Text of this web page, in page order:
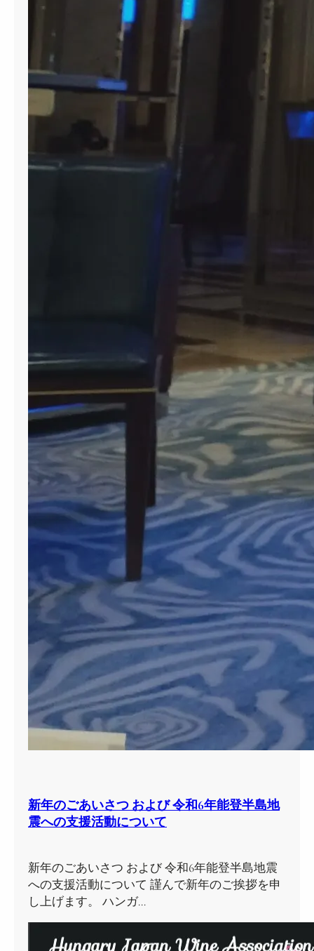
新年のごあいさつ および 令和6年能登半島地
震への支援活動について
新年のごあいさつ および 令和6年能登半島地震
への支援活動について 謹んで新年のご挨拶を申
し上げます。 ハンガ…